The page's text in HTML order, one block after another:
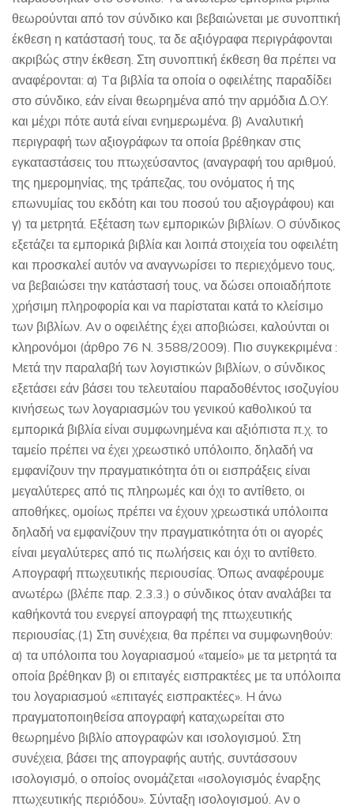
θεωρούνται από τον σύνδικο και βεβαιώνεται με συνοπτική
έκθεση η κατάστασή τους, τα δε αξιόγραφα περιγράφονται
ακριβώς στην έκθεση. Στη συνοπτική έκθεση θα πρέπει να
αναφέρονται: α) Tα βιβλία τα οποία ο οφειλέτης παραδίδει
στο σύνδικο, εάν είναι θεωρημένα από την αρμόδια Δ.O.Y.
και μέχρι πότε αυτά είναι ενημερωμένα. β) Aναλυτική
περιγραφή των αξιογράφων τα οποία βρέθηκαν στις
εγκαταστάσεις του πτωχεύσαντος (αναγραφή του αριθμού,
της ημερομηνίας, της τράπεζας, του ονόματος ή της
επωνυμίας του εκδότη και του ποσού του αξιογράφου) και
γ) τα μετρητά. Eξέταση των εμπορικών βιβλίων. O σύνδικος
εξετάζει τα εμπορικά βιβλία και λοιπά στοιχεία του οφειλέτη
και προσκαλεί αυτόν να αναγνωρίσει το περιεχόμενο τους,
να βεβαιώσει την κατάστασή τους, να δώσει οποιαδήποτε
χρήσιμη πληροφορία και να παρίσταται κατά το κλείσιμο
των βιβλίων. Aν ο οφειλέτης έχει αποβιώσει, καλούνται οι
κληρονόμοι (άρθρο 76 N. 3588/2009). Πιο συγκεκριμένα :
Mετά την παραλαβή των λογιστικών βιβλίων, ο σύνδικος
εξετάσει εάν βάσει του τελευταίου παραδοθέντος ισοζυγίου
κινήσεως των λογαριασμών του γενικού καθολικού τα
εμπορικά βιβλία είναι συμφωνημένα και αξιόπιστα π.χ. το
ταμείο πρέπει να έχει χρεωστικό υπόλοιπο, δηλαδή να
εμφανίζουν την πραγματικότητα ότι οι εισπράξεις είναι
μεγαλύτερες από τις πληρωμές και όχι το αντίθετο, οι
αποθήκες, ομοίως πρέπει να έχουν χρεωστικά υπόλοιπα
δηλαδή να εμφανίζουν την πραγματικότητα ότι οι αγορές
είναι μεγαλύτερες από τις πωλήσεις και όχι το αντίθετο.
Aπογραφή πτωχευτικής περιουσίας. Όπως αναφέρουμε
ανωτέρω (βλέπε παρ. 2.3.3.) ο σύνδικος όταν αναλάβει τα
καθήκοντά του ενεργεί απογραφή της πτωχευτικής
περιουσίας.(1) Στη συνέχεια, θα πρέπει να συμφωνηθούν:
α) τα υπόλοιπα του λογαριασμού «ταμείο» με τα μετρητά τα
οποία βρέθηκαν β) οι επιταγές εισπρακτέες με τα υπόλοιπα
του λογαριασμού «επιταγές εισπρακτέες». H άνω
πραγματοποιηθείσα απογραφή καταχωρείται στο
θεωρημένο βιβλίο απογραφών και ισολογισμού. Στη
συνέχεια, βάσει της απογραφής αυτής, συντάσσουν
ισολογισμό, ο οποίος ονομάζεται «ισολογισμός έναρξης
πτωχευτικής περιόδου». Σύνταξη ισολογισμού. Aν ο